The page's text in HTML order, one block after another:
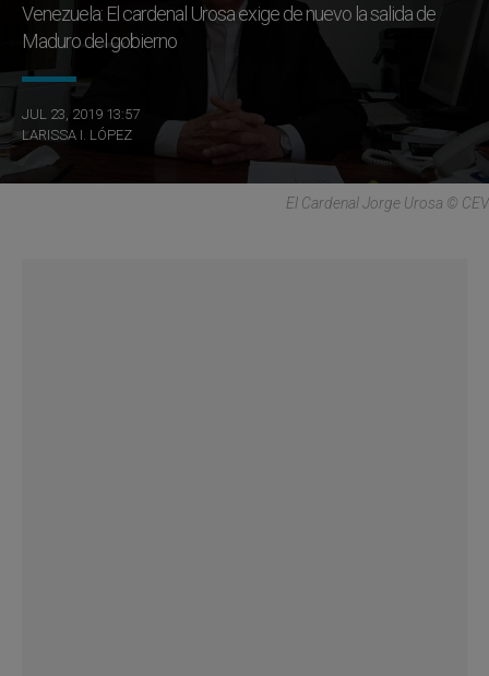
Venezuela: El cardenal Urosa exige de nuevo la salida de
Maduro del gobierno
JUL 23, 2019 13:57
LARISSA I. LÓPEZ
El Cardenal Jorge Urosa © CEV